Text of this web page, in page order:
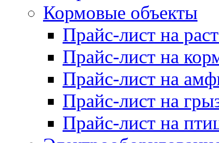
Кормовые объекты
Прайс-лист на
Прайс-лист на
Прайс-лист на
Прайс-лист на
Прайс-лист на